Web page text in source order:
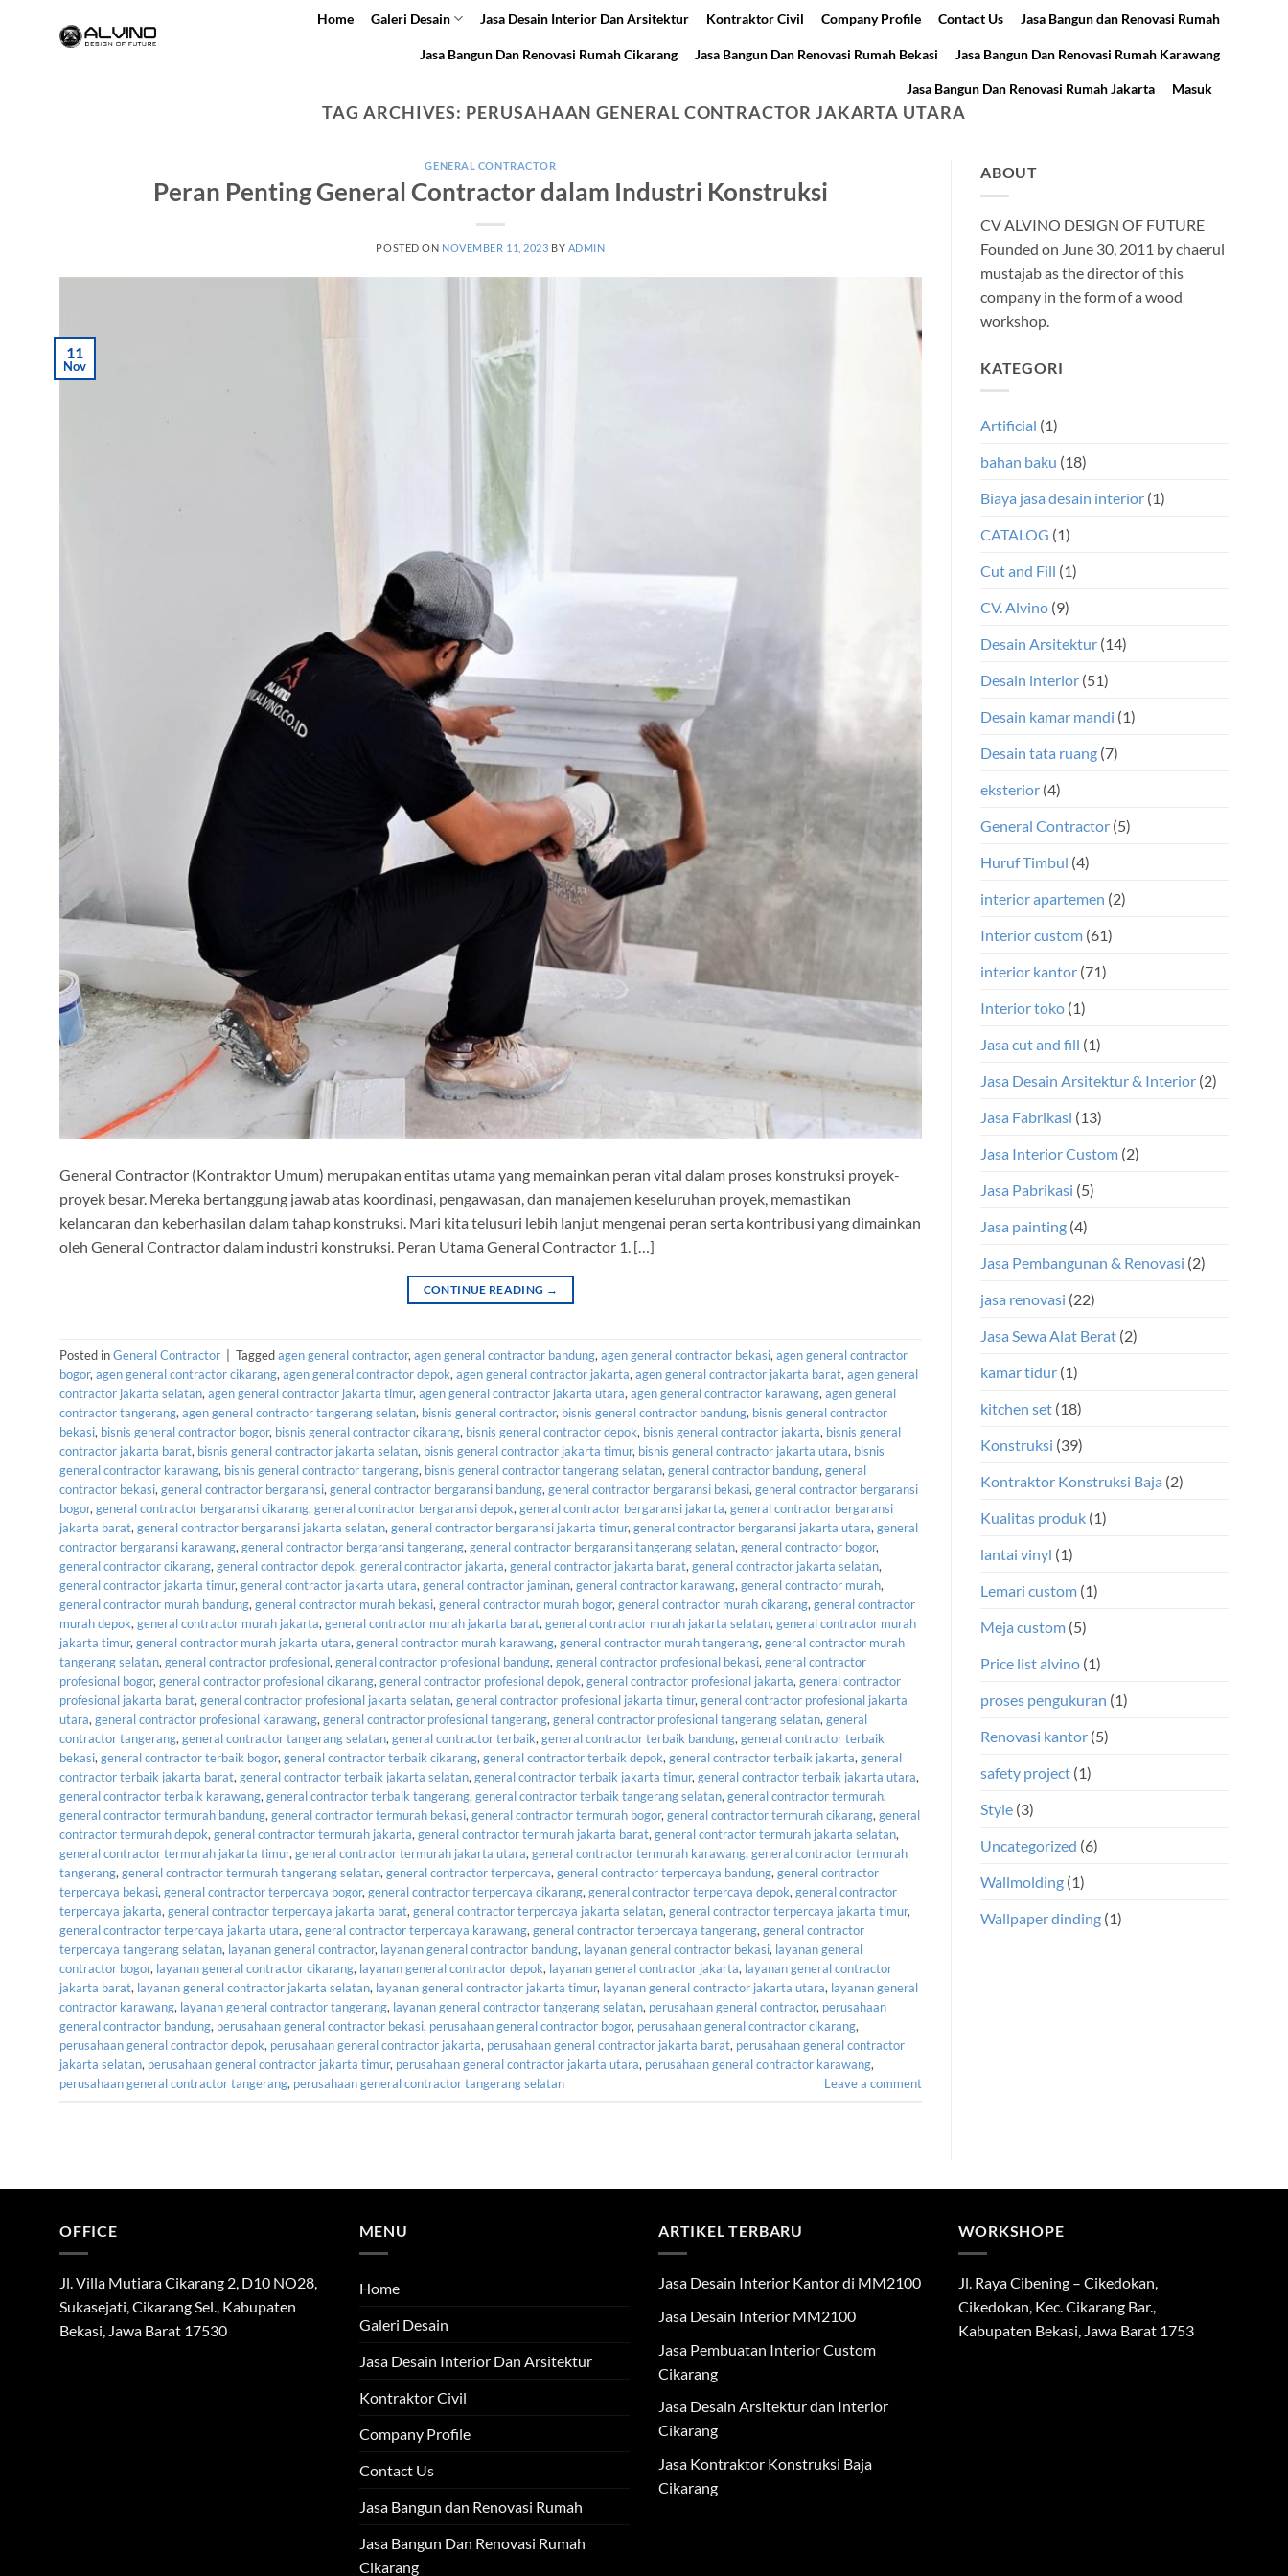
Home Galeri Desain Jasa Desain Interior Dan Arsitektur Kontraktor Civil Company Profile Contact Us Jasa Bangun dan Renovasi Rumah
Jasa Bangun Dan Renovasi Rumah Cikarang Jasa Bangun Dan Renovasi Rumah Bekasi Jasa Bangun Dan Renovasi Rumah Karawang
Jasa Bangun Dan Renovasi Rumah Jakarta Masuk
TAG ARCHIVES: PERUSAHAAN GENERAL CONTRACTOR JAKARTA UTARA
GENERAL CONTRACTOR
Peran Penting General Contractor dalam Industri Konstruksi
POSTED ON NOVEMBER 11, 2023 BY ADMIN
11
Nov
General Contractor (Kontraktor Umum) merupakan entitas utama yang memainkan peran vital dalam proses konstruksi proyek-
proyek besar. Mereka bertanggung jawab atas koordinasi, pengawasan, dan manajemen keseluruhan proyek, memastikan
kelancaran dan keberhasilan dalam tahap konstruksi. Mari kita telusuri lebih lanjut mengenai peran serta kontribusi yang dimainkan
oleh General Contractor dalam industri konstruksi. Peran Utama General Contractor 1. […]
CONTINUE READING →
Posted inGeneral Contractor Taggedagen general contractor, agen general contractor bandung, agen general contractor bekasi, agen general contractor
bogor, agen general contractor cikarang, agen general contractor depok, agen general contractor jakarta, agen general contractor jakarta barat, agen general
contractor jakarta selatan, agen general contractor jakarta timur, agen general contractor jakarta utara, agen general contractor karawang, agen general
contractor tangerang, agen general contractor tangerang selatan, bisnis general contractor, bisnis general contractor bandung, bisnis general contractor
bekasi, bisnis general contractor bogor, bisnis general contractor cikarang, bisnis general contractor depok, bisnis general contractor jakarta, bisnis general
contractor jakarta barat, bisnis general contractor jakarta selatan, bisnis general contractor jakarta timur, bisnis general contractor jakarta utara, bisnis
general contractor karawang, bisnis general contractor tangerang, bisnis general contractor tangerang selatan, general contractor bandung, general
contractor bekasi, general contractor bergaransi, general contractor bergaransi bandung, general contractor bergaransi bekasi, general contractor bergaransi
bogor, general contractor bergaransi cikarang, general contractor bergaransi depok, general contractor bergaransi jakarta, general contractor bergaransi
jakarta barat, general contractor bergaransi jakarta selatan, general contractor bergaransi jakarta timur, general contractor bergaransi jakarta utara, general
contractor bergaransi karawang, general contractor bergaransi tangerang, general contractor bergaransi tangerang selatan, general contractor bogor,
general contractor cikarang, general contractor depok, general contractor jakarta, general contractor jakarta barat, general contractor jakarta selatan,
general contractor jakarta timur, general contractor jakarta utara, general contractor jaminan, general contractor karawang, general contractor murah,
general contractor murah bandung, general contractor murah bekasi, general contractor murah bogor, general contractor murah cikarang, general contractor
murah depok, general contractor murah jakarta, general contractor murah jakarta barat, general contractor murah jakarta selatan, general contractor murah
jakarta timur, general contractor murah jakarta utara, general contractor murah karawang, general contractor murah tangerang, general contractor murah
tangerang selatan, general contractor profesional, general contractor profesional bandung, general contractor profesional bekasi, general contractor
profesional bogor, general contractor profesional cikarang, general contractor profesional depok, general contractor profesional jakarta, general contractor
profesional jakarta barat, general contractor profesional jakarta selatan, general contractor profesional jakarta timur, general contractor profesional jakarta
utara, general contractor profesional karawang, general contractor profesional tangerang, general contractor profesional tangerang selatan, general
contractor tangerang, general contractor tangerang selatan, general contractor terbaik, general contractor terbaik bandung, general contractor terbaik
bekasi, general contractor terbaik bogor, general contractor terbaik cikarang, general contractor terbaik depok, general contractor terbaik jakarta, general
contractor terbaik jakarta barat, general contractor terbaik jakarta selatan, general contractor terbaik jakarta timur, general contractor terbaik jakarta utara,
general contractor terbaik karawang, general contractor terbaik tangerang, general contractor terbaik tangerang selatan, general contractor termurah,
general contractor termurah bandung, general contractor termurah bekasi, general contractor termurah bogor, general contractor termurah cikarang, general
contractor termurah depok, general contractor termurah jakarta, general contractor termurah jakarta barat, general contractor termurah jakarta selatan,
general contractor termurah jakarta timur, general contractor termurah jakarta utara, general contractor termurah karawang, general contractor termurah
tangerang, general contractor termurah tangerang selatan, general contractor terpercaya, general contractor terpercaya bandung, general contractor
terpercaya bekasi, general contractor terpercaya bogor, general contractor terpercaya cikarang, general contractor terpercaya depok, general contractor
terpercaya jakarta, general contractor terpercaya jakarta barat, general contractor terpercaya jakarta selatan, general contractor terpercaya jakarta timur,
general contractor terpercaya jakarta utara, general contractor terpercaya karawang, general contractor terpercaya tangerang, general contractor
terpercaya tangerang selatan, layanan general contractor, layanan general contractor bandung, layanan general contractor bekasi, layanan general
contractor bogor, layanan general contractor cikarang, layanan general contractor depok, layanan general contractor jakarta, layanan general contractor
jakarta barat, layanan general contractor jakarta selatan, layanan general contractor jakarta timur, layanan general contractor jakarta utara, layanan general
contractor karawang, layanan general contractor tangerang, layanan general contractor tangerang selatan, perusahaan general contractor, perusahaan
general contractor bandung, perusahaan general contractor bekasi, perusahaan general contractor bogor, perusahaan general contractor cikarang,
perusahaan general contractor depok, perusahaan general contractor jakarta, perusahaan general contractor jakarta barat, perusahaan general contractor
jakarta selatan, perusahaan general contractor jakarta timur, perusahaan general contractor jakarta utara, perusahaan general contractor karawang,
perusahaan general contractor tangerang, perusahaan general contractor tangerang selatan Leave a comment
ABOUT
CV ALVINO DESIGN OF FUTURE
Founded on June 30, 2011 by chaerul
mustajab as the director of this
company in the form of a wood
workshop.
KATEGORI
Artificial (1)
bahan baku (18)
Biaya jasa desain interior (1)
CATALOG (1)
Cut and Fill (1)
CV. Alvino (9)
Desain Arsitektur (14)
Desain interior (51)
Desain kamar mandi (1)
Desain tata ruang (7)
eksterior (4)
General Contractor (5)
Huruf Timbul (4)
interior apartemen (2)
Interior custom (61)
interior kantor (71)
Interior toko (1)
Jasa cut and fill (1)
Jasa Desain Arsitektur & Interior (2)
Jasa Fabrikasi (13)
Jasa Interior Custom (2)
Jasa Pabrikasi (5)
Jasa painting (4)
Jasa Pembangunan & Renovasi (2)
jasa renovasi (22)
Jasa Sewa Alat Berat (2)
kamar tidur (1)
kitchen set (18)
Konstruksi (39)
Kontraktor Konstruksi Baja (2)
Kualitas produk (1)
lantai vinyl (1)
Lemari custom (1)
Meja custom (5)
Price list alvino (1)
proses pengukuran (1)
Renovasi kantor (5)
safety project (1)
Style (3)
Uncategorized (6)
Wallmolding (1)
Wallpaper dinding (1)
OFFICE
Jl. Villa Mutiara Cikarang 2, D10 NO28,
Sukasejati, Cikarang Sel., Kabupaten
Bekasi, Jawa Barat 17530
MENU
Home
Galeri Desain
Jasa Desain Interior Dan Arsitektur
Kontraktor Civil
Company Profile
Contact Us
Jasa Bangun dan Renovasi Rumah
Jasa Bangun Dan Renovasi Rumah
Cikarang
ARTIKEL TERBARU
Jasa Desain Interior Kantor di MM2100
Jasa Desain Interior MM2100
Jasa Pembuatan Interior Custom
Cikarang
Jasa Desain Arsitektur dan Interior
Cikarang
Jasa Kontraktor Konstruksi Baja
Cikarang
WORKSHOPE
Jl. Raya Cibening – Cikedokan,
Cikedokan, Kec. Cikarang Bar.,
Kabupaten Bekasi, Jawa Barat 1753